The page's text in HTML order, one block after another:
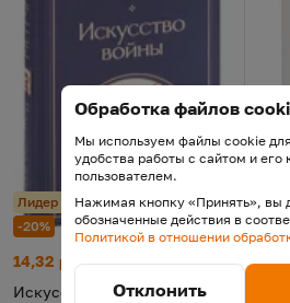
Лидер продаж
-20%
Искусство войны
Цена:
14,32 р.
Старая цена:
17,90
Искусство войны
-
Обработка файлов
Мы используем файлы cookie
удобства работы с сайтом и его
пользователем.
Нажимая кнопку «Принять», вы
обозначенные действия в
Политикой в отношении
Отклонить